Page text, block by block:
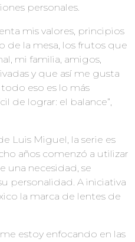
personales.
mis valores, principios
de la mesa, los frutos que
mi familia, amigos,
y que así me gusta
eso es lo más
de lograr: el balance”,
Luis Miguel, la serie es
años comenzó a utilizar
una necesidad, se
personalidad. A iniciativa
la marca de lentes de
estoy enfocando en las